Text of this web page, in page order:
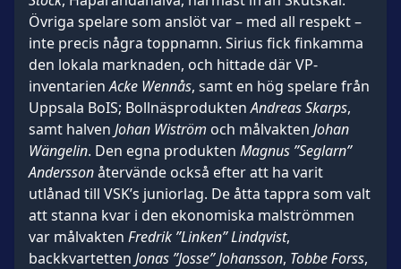
Övriga spelare som anslöt var – med all respekt –
inte precis några toppnamn. Sirius fick finkamma
den lokala marknaden, och hittade där VP-
inventarienAcke Wennås, samt en hög spelare från
Uppsala BoIS; BollnäsproduktenAndreas Skarps,
samt halven Johan Wiström och målvakten Johan
Wängelin. Den egna produkten Magnus ”Seglarn”
Anderssonåtervände också efter att ha varit
utlånad till VSK’s juniorlag. De åtta tappra som valt
att stanna kvar i den ekonomiska malströmmen
var målvakten Fredrik ”Linken” Lindqvist,
backkvartetten Jonas ”Josse” Johansson, Tobbe Forss,